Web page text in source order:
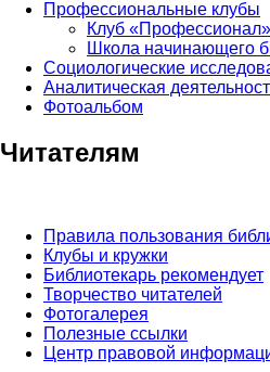
Профессиональные клубы
Клуб «Профессионал»
Школа начинающего
Социологические
Аналитическая
Фотоальбом
Читателям
Правила пользования
Клубы и кружки
Библиотекарь рекомендует
Творчество читателей
Фотогалерея
Полезные ссылки
Центр правовой